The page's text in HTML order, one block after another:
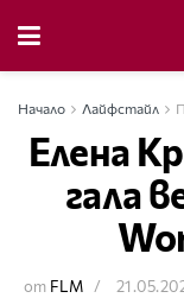
Начало Лайфстайл
Елена
гала
от FLM